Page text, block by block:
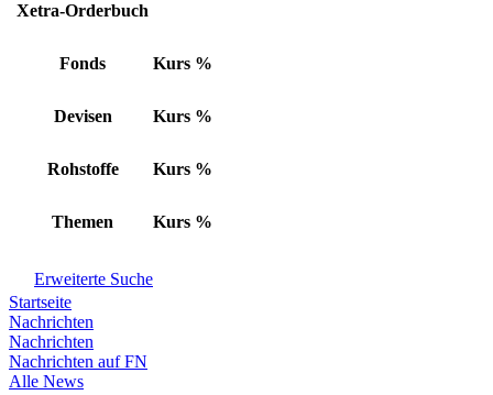
Xetra-Orderbuch
Fonds Kurs %
Devisen Kurs %
Rohstoffe Kurs %
Themen Kurs %
Erweiterte Suche
Startseite
Nachrichten
Nachrichten
Nachrichten auf FN
Alle News